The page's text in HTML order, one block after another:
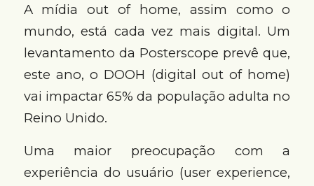
A mídia out of home, assim como o
mundo, está cada vez mais digital. Um
levantamento da Posterscope prevê que,
este ano, o DOOH (digital out of home)
vai impactar 65% da população adulta no
Reino Unido.
Uma maior preocupação com a
experiência do usuário (user experience,